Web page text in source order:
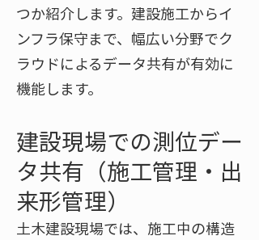
つか紹介します。建設施工からイ
ンフラ保守まで、幅広い分野でク
ラウドによるデータ共有が有効に
機能します。
建設現場での測位デー
タ共有（施工管理・出
来形管理）
土木建設現場では、施工中の構造